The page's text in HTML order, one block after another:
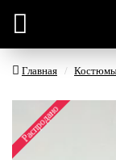
Главная
Распродано